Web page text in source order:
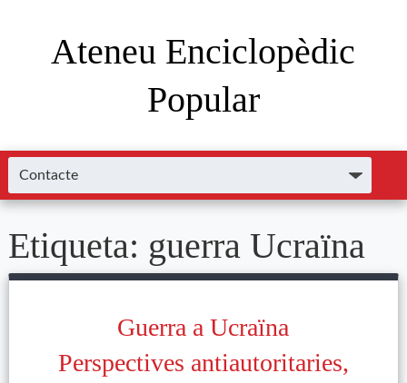
Ateneu Enciclopèdic
Popular
Etiqueta: guerra Ucraïna
Guerra a Ucraïna
Perspectives antiautoritaries,